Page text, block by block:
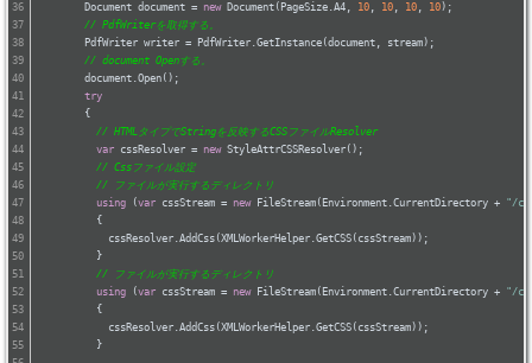
        Document document =
new Document(PageSize.A4, 10 , 10 , 10 , 10);
// PdfWriterを取得する。
        PdfWriter writer = PdfWriter.GetInstance(document, stream);
// document Openする。
        document.Open();
try
        {
// HTMLタイプでStringを反映するCSSファイルResolver
var cssResolver = new StyleAttrCSSResolver();
// Cssファイル設定
// ファイルが実行するディレクトリ
using (var cssStream = new FileStream(Environment.CurrentDirectory + "/
          {
            cssResolver.AddCss(XMLWorkerHelper.GetCSS(cssStream));
          }
// ファイルが実行するディレクトリ
using (var cssStream = new FileStream(Environment.CurrentDirectory + "/
          {
            cssResolver.AddCss(XMLWorkerHelper.GetCSS(cssStream));
          }